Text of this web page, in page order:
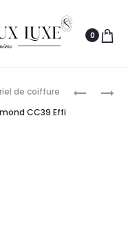
0
TONDEO
JAGUAR
de coiffure
CC39 Effi